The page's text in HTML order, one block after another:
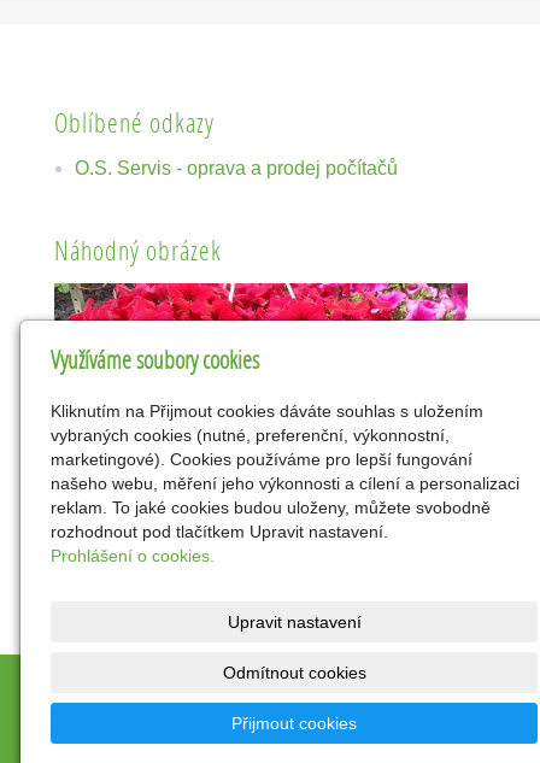
Oblíbené odkazy
O.S. Servis - oprava a prodej počítačů
Náhodný obrázek
DOVEON - centrum s.r.o. |
webové stránkys AI, doména
Využíváme soubory cookies
Kliknutím na Přijmout cookies dáváte souhlas s uložením
vybraných cookies (nutné, preferenční, výkonnostní,
marketingové). Cookies používáme pro lepší fungování
našeho webu, měření jeho výkonnosti a cílení a personalizaci
reklam. To jaké cookies budou uloženy, můžete svobodně
rozhodnout pod tlačítkem Upravit nastavení.
Prohlášení o cookies.
Upravit nastavení
Odmítnout cookies
Přijmout cookies